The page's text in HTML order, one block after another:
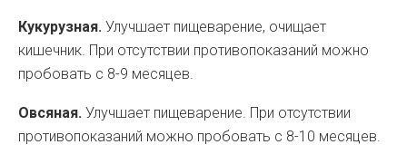
Кукурузная. Улучшает пищеварение, очищает
кишечник. При отсутствии противопоказаний можно
пробовать с 8-9 месяцев.
Овсяная. Улучшает пищеварение. При отсутствии
противопоказаний можно пробовать с 8-10 месяцев.